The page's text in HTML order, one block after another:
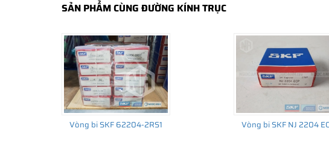
•Vòng bi SKF chính hãng, Những lưu ý cơ bản trước khi mua hàng
•Xuất xứ vòng bi SKF chính hãng ở đâu?
•Chất lượng vòng bi SKF chính hãng
SẢN PHẨM CÙNG ĐƯỜNG KÍNH TRỤC
Vòng bi SKF 62204-2RS1 Vòng bi SKF NJ 2204